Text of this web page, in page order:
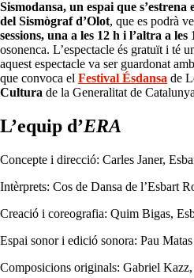
Sismodansa, un espai que
del Sismògraf d’Olot, que es podrà
sessions, una a les 12 h i l’altra a les
osonenca. L’espectacle és gratuït i té
aquest espectacle va ser guardonat
que convoca el Festival Ésdansa de
Cultura de la Generalitat de
L’equip d’ERA
Concepte i direcció: Carles Janer,
Intèrprets: Cos de Dansa de l’Esbart
Creació i coreografia: Quim Bigas,
Espai sonor i edició sonora: Pau Matas
Composicions originals: Gabriel